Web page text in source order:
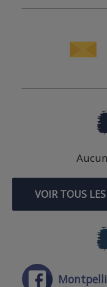
VOIR TOUS